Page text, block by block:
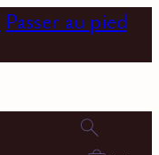
Passer au pied